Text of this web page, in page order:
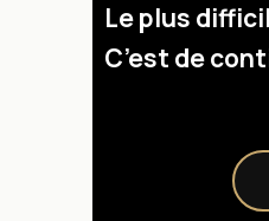
Le plus
C’est de